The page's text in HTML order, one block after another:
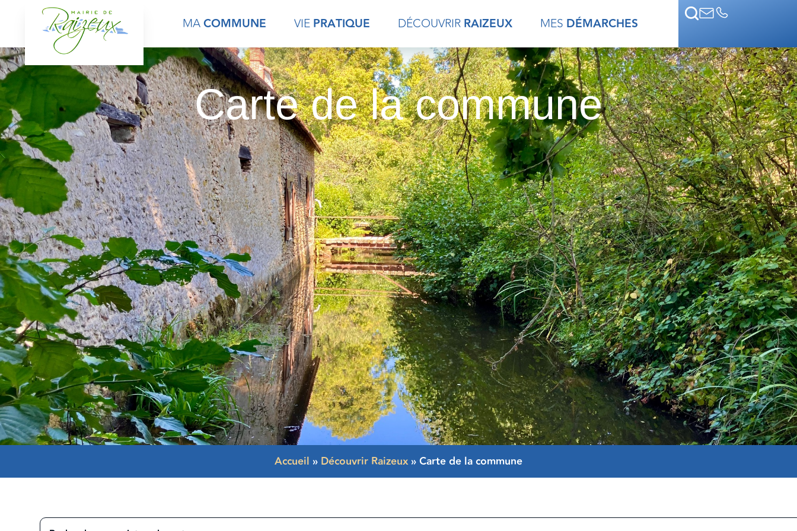
MACOMMUNE VIE PRATIQUE DÉCOUVRIR RAIZEUX MES DÉMARCHES
Carte de la commune
Accueil » Découvrir Raizeux»Carte de la commune